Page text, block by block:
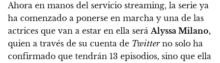
Ahora en manos del servicio streaming, la serie ya
ha comenzado a ponerse en marcha y una de las
actrices que van a estar en ella será Alyssa Milano,
quien a través de su cuenta de Twitter no solo ha
confirmado que tendrán 13 episodios, sino que ella